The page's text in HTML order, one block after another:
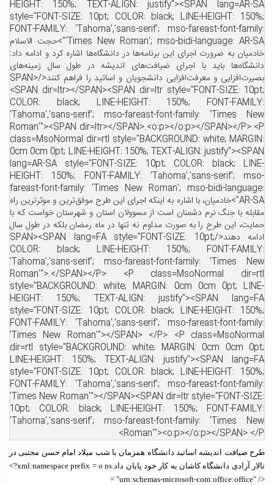
HEIGHT: 150%; TEXT-ALIGN: justify"><SPAN lang=AR-SA
style="FONT-SIZE: 10pt; COLOR: black; LINE-HEIGHT: 150%;
FONT-FAMILY: 'Tahoma','sans-serif'; mso-fareast-font-family:
'Times New Roman'; mso-bidi-language: AR-SA">حجت الاسلام
خادمیان به ضرورت اجرای این برنامه‌ها در دانشگاه‌ها اشاره کرد و ادامه داد:
دانشگاه‌ها باید با اجرای ضیافت‌های اندیشه در طول سال زمینه‌های
بصیرت‌افزایی و معرفت‌افزایی دانشجویان و اساتید را فراهم کنند</SPAN>
<SPAN dir=ltr></SPAN><SPAN dir=ltr style="FONT-SIZE: 10pt;
COLOR: black; LINE-HEIGHT: 150%; FONT-FAMILY:
'Tahoma','sans-serif'; mso-fareast-font-family: 'Times New
Roman'"><SPAN dir=ltr></SPAN>.<o:p></o:p></SPAN></P> <P
class=MsoNormal dir=rtl style="BACKGROUND: white; MARGIN:
0cm 0cm 0pt; LINE-HEIGHT: 150%; TEXT-ALIGN: justify"><SPAN
lang=AR-SA style="FONT-SIZE: 10pt; COLOR: black; LINE-
HEIGHT: 150%; FONT-FAMILY: 'Tahoma','sans-serif'; mso-
fareast-font-family: 'Times New Roman'; mso-bidi-language:
AR-SA">خادمیان، با اشاره به اینکه اجرای این طرح موفق‌ترین و موثرترین راه
مقابله با جنگ نرم دشمنان است از مسوولان استان و شهرستان خواست که با
حمایت، این طرح را به صورت مداوم نه تنها در ماه رمضان بلکه در طول سال
ادامه دهند</SPAN><SPAN lang=FA style="FONT-SIZE: 10pt;
COLOR: black; LINE-HEIGHT: 150%; FONT-FAMILY:
'Tahoma','sans-serif'; mso-fareast-font-family: 'Times New
Roman'">.</SPAN></P> <P class=MsoNormal dir=rtl
style="BACKGROUND: white; MARGIN: 0cm 0cm 0pt; LINE-
HEIGHT: 150%; TEXT-ALIGN: justify"><SPAN lang=FA
style="FONT-SIZE: 10pt; COLOR: black; LINE-HEIGHT: 150%;
FONT-FAMILY: 'Tahoma','sans-serif'; mso-fareast-font-family:
'Times New Roman'"></SPAN> </P> <P class=MsoNormal
dir=rtl style="BACKGROUND: white; MARGIN: 0cm 0cm 0pt;
LINE-HEIGHT: 150%; TEXT-ALIGN: justify"><SPAN lang=FA
style="FONT-SIZE: 10pt; COLOR: black; LINE-HEIGHT: 150%;
FONT-FAMILY: 'Tahoma','sans-serif'; mso-fareast-font-family:
'Times New Roman'"></SPAN><SPAN dir=ltr style="FONT-SIZE:
10pt; COLOR: black; LINE-HEIGHT: 150%; FONT-FAMILY:
'Tahoma','sans-serif'; mso-fareast-font-family: 'Times New
Roman'"><o:p></o:p></SPAN> </P>
طرح ضیافت اندیشه اساتید دانشگاه همزمان با شب میلاد امام حسن مجتبی در
تالار آزادی دانشگاه کاشان به کار خود پایان داد.<?xml:namespace prefix = o ns
= "urn:schemas-microsoft-com:office:office" />